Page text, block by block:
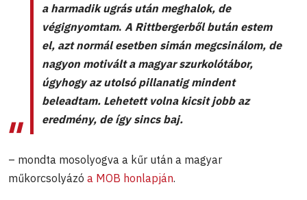
a harmadik ugrás után meghalok, de
végignyomtam. A Rittbergerből bután estem
el, azt normál esetben simán megcsinálom, de
nagyon motivált a magyar szurkolótábor,
úgyhogy az utolsó pillanatig mindent
beleadtam. Lehetett volna kicsit jobb az
eredmény, de így sincs baj.
– mondta mosolyogva a kűr után a magyar
műkorcsolyázó a MOB honlapján.